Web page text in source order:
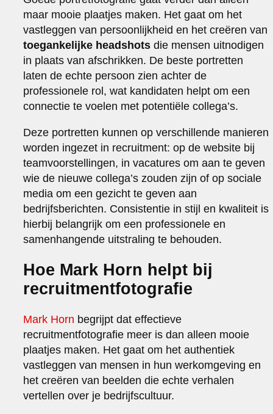
maar mooie plaatjes maken. Het gaat om het
vastleggen van persoonlijkheid en het creëren van
toegankelijke headshots die mensen uitnodigen
in plaats van afschrikken. De beste portretten
laten de echte persoon zien achter de
professionele rol, wat kandidaten helpt om een
connectie te voelen met potentiële collega’s.
Deze portretten kunnen op verschillende manieren
worden ingezet in recruitment: op de website bij
teamvoorstellingen, in vacatures om aan te geven
wie de nieuwe collega’s zouden zijn of op sociale
media om een gezicht te geven aan
bedrijfsberichten. Consistentie in stijl en kwaliteit is
hierbij belangrijk om een professionele en
samenhangende uitstraling te behouden.
Hoe Mark Horn helpt bij
recruitmentfotografie
Mark Horn begrijpt dat effectieve
recruitmentfotografie meer is dan alleen mooie
plaatjes maken. Het gaat om het authentiek
vastleggen van mensen in hun werkomgeving en
het creëren van beelden die echte verhalen
vertellen over je bedrijfscultuur.